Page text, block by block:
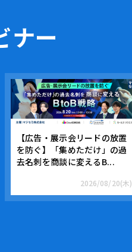
ナー
【広告・展示会リードの放置
を防ぐ】「集めただけ」の過
去名刺を商談に変えるB...
2026/08/20(木)